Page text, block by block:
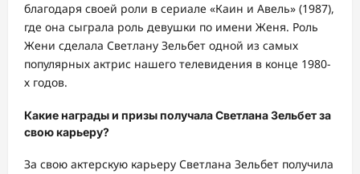
благодаря своей роли в сериале «Каин и Авель» (1987),
где она сыграла роль девушки по имени Женя. Роль
Жени сделала Светлану Зельбет одной из самых
популярных актрис нашего телевидения в конце 1980-
х годов.
Какие награды и призы получала Светлана Зельбет за
свою карьеру?
За свою актерскую карьеру Светлана Зельбет получила